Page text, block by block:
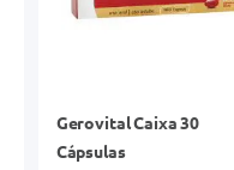
Gerovital Caixa 30
Cápsulas